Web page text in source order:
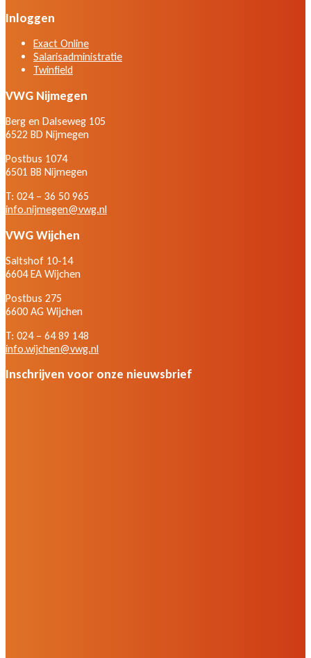
Inloggen
Exact Online
Salarisadministratie
Twinfield
VWG Nijmegen
Berg en Dalseweg 105
6522 BD Nijmegen
Postbus 1074
6501 BB Nijmegen
T: 024 – 36 50 965
info.nijmegen@vwg.nl
VWG Wijchen
Saltshof 10-14
6604 EA Wijchen
Postbus 275
6600 AG Wijchen
T: 024 – 64 89 148
info.wijchen@vwg.nl
Inschrijven voor onze nieuwsbrief